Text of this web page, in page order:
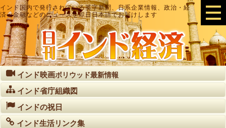
インド国内で発行されている英字新聞、日系企業情報、政治・経
済・金融などのニュースを即日日本語でお届けします
インド映画ボリウッド最新情報
インド省庁組織図
インドの祝日
インド生活リンク集